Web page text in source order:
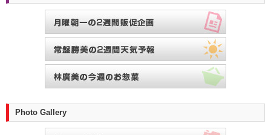
Photo Gallery